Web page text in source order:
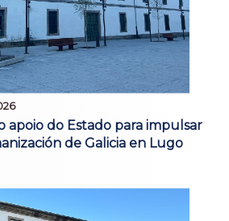
apoio do Estado para impulsar
de Galicia en Lugo